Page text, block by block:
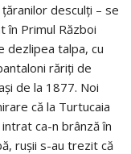
desculți – se
în Primul Război
dezlipea talpa, cu
răriți de
de la 1877. Noi
că la Turtucaia
ca-n brânză în
rușii s-au trezit că